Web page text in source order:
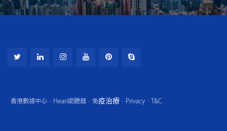
香港數據中心 Heari助聽器 免疫治療 Privacy T&C